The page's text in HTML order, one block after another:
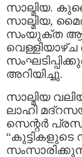
സാല്മിയ.
സാല്മിയ,
സംയുക്ത
അറിയിച്ചു.
സാല്മിയ
ലാഹി
സെന്റര്‍